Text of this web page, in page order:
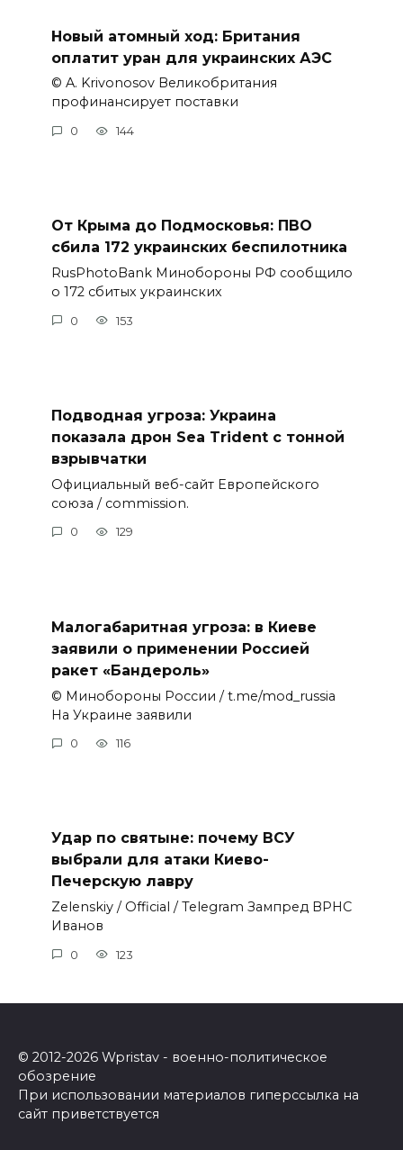
Новый атомный ход: Британия
оплатит уран для украинских АЭС
© A. Krivonosov Великобритания
профинансирует поставки
0 144
От Крыма до Подмосковья: ПВО
сбила 172 украинских беспилотника
RusPhotoBank Минобороны РФ сообщило
о 172 сбитых украинских
0 153
Подводная угроза: Украина
показала дрон Sea Trident с тонной
взрывчатки
Официальный веб-сайт Европейского
союза / commission.
0 129
Малогабаритная угроза: в Киеве
заявили о применении Россией
ракет «Бандероль»
© Минобороны России / t.me/mod_russia
На Украине заявили
0 116
Удар по святыне: почему ВСУ
выбрали для атаки Киево-
Печерскую лавру
Zеlеnskiу / Оfficiаl / Telegram Зампред ВРНС
Иванов
0 123
© 2012-2026 Wpristav - военно-политическое
обозрение
При использовании материалов гиперссылка на
сайт приветствуется